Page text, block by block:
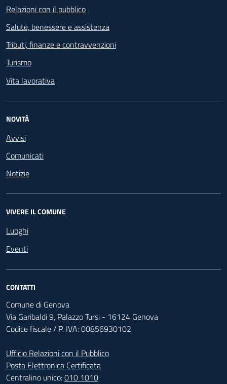
Relazioni con il pubblico
Salute, benessere e assistenza
Tributi, finanze e contravvenzioni
Turismo
Vita lavorativa
NOVITÀ
Avvisi
Comunicati
Notizie
VIVERE IL COMUNE
Luoghi
Eventi
CONTATTI
Comune di Genova
Via Garibaldi 9, Palazzo Tursi - 16124 Genova
Codice fiscale / P. IVA: 00856930102
Ufficio Relazioni con il Pubblico
Posta Elettronica Certificata
Centralino unico:010 1010